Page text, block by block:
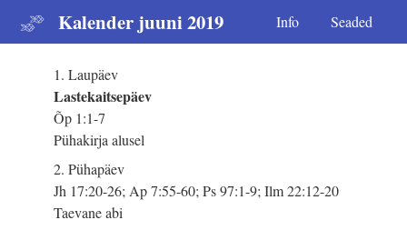
Kalender juuni 2019 Info Seaded
1. Laupäev
Lastekaitsepäev
Õp 1:1-7
Pühakirja alusel
2. Pühapäev
Jh 17:20-26; Ap 7:55-60; Ps 97:1-9; Ilm 22:12-20
Taevane abi